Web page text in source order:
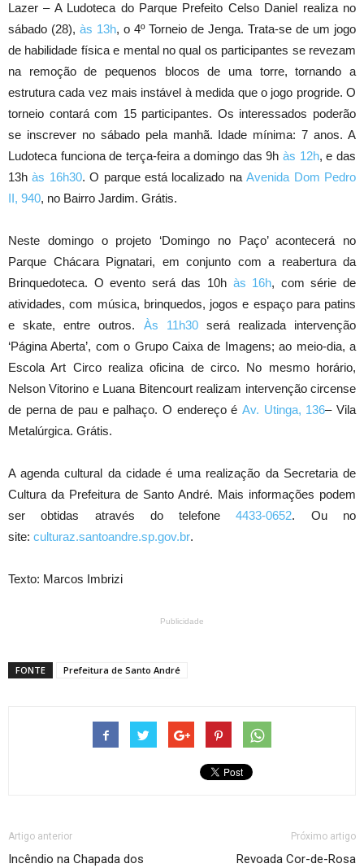
Lazer – A Ludoteca do Parque Prefeito Celso Daniel realiza no
sábado (28), às 13h, o 4º Torneio de Jenga. Trata-se de um jogo
de habilidade física e mental no qual os participantes se revezam
na remoção de pequenos blocos de uma torre, tornando a
estrutura cada vez mais instável à medida que o jogo progride. O
torneio contará com 15 participantes. Os interessados poderão
se inscrever no sábado pela manhã. Idade mínima: 7 anos. A
Ludoteca funciona de terça-feira a domingo das 9hàs 12h, e das
13hàs 16h30. O parque está localizado naAvenida Dom Pedro
II, 940, no Bairro Jardim. Grátis.
Neste domingo o projeto ‘Domingo no Paço’ acontecerá no
Parque Chácara Pignatari, em conjunto com a reabertura da
Brinquedoteca. O evento será das 10h às 16h, com série de
atividades, com música, brinquedos, jogos e espaço para patins
e skate, entre outros. Às 11h30será realizada intervenção
‘Página Aberta’, com o Grupo Caixa de Imagens; ao meio-dia, a
Escola Art Circo realiza oficina de circo. No mesmo horário,
Nelson Vitorino e Luana Bitencourt realizam intervenção circense
de perna de pau e palhaço. O endereço é Av. Utinga, 136– Vila
Metalúrgica. Grátis.
A agenda cultural da cidade é uma realização da Secretaria de
Cultura da Prefeitura de Santo André. Mais informações podem
ser obtidas através do telefone4433-0652. Ou no
site: culturaz.santoandre.sp.gov.br.
Texto: Marcos Imbrizi
Publicidade
FONTE Prefeitura de Santo André
Artigo anterior
Incêndio na Chapada dos
Próximo artigo
Revoada Cor-de-Rosa